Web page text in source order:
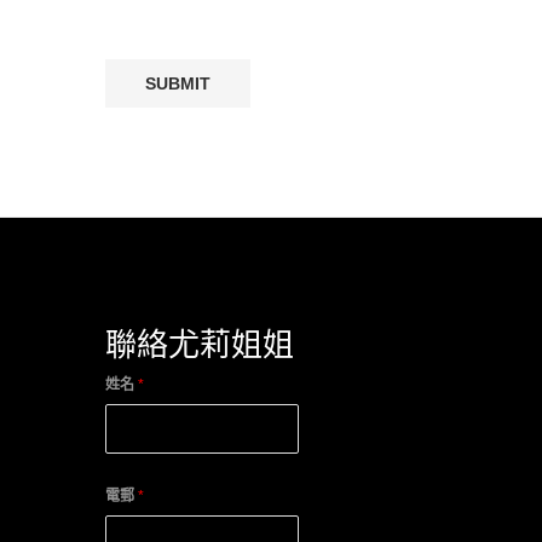
聯絡尤莉姐姐
姓名 *
電郵 *